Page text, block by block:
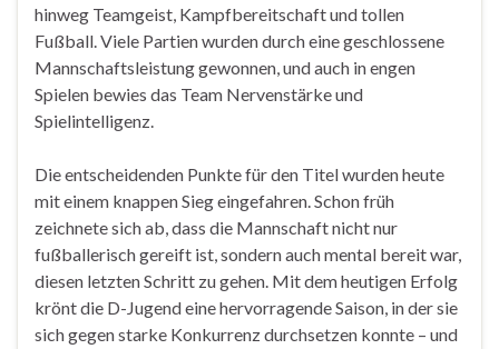
hinweg Teamgeist, Kampfbereitschaft und tollen
Fußball. Viele Partien wurden durch eine geschlossene
Mannschaftsleistung gewonnen, und auch in engen
Spielen bewies das Team Nervenstärke und
Spielintelligenz.
Die entscheidenden Punkte für den Titel wurden heute
mit einem knappen Sieg eingefahren. Schon früh
zeichnete sich ab, dass die Mannschaft nicht nur
fußballerisch gereift ist, sondern auch mental bereit war,
diesen letzten Schritt zu gehen. Mit dem heutigen Erfolg
krönt die D-Jugend eine hervorragende Saison, in der sie
sich gegen starke Konkurrenz durchsetzen konnte – und